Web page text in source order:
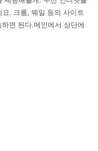
. 크롬, 웨일 등의 사이트
면 된다.메인에서 상단에